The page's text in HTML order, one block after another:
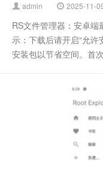
admin 2025-11-
RS文件管理器：安卓
示：下载后请开启“允
安装包以节省空间。首